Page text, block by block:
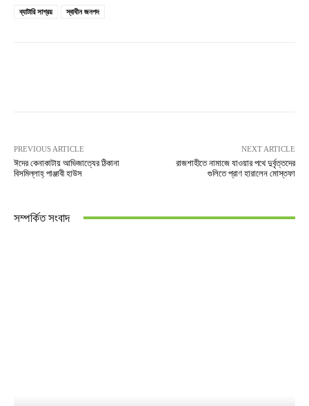
ব্যাটারি সাশ্রয়
স্বাধীন জনপদ
PREVIOUS ARTICLE
ঈদের কেনাকাটায় আভিজাত্যের ঠিকানা
বিসমিল্লাহ্ পাঞ্জাবী হাউস
NEXT ARTICLE
রাজশাহীতে নামাজে যাওয়ার পথে দুর্বৃত্তদের
গুলিতে প্রাণ হারালেন মোস্তফা
সম্পর্কিত সংবাদ